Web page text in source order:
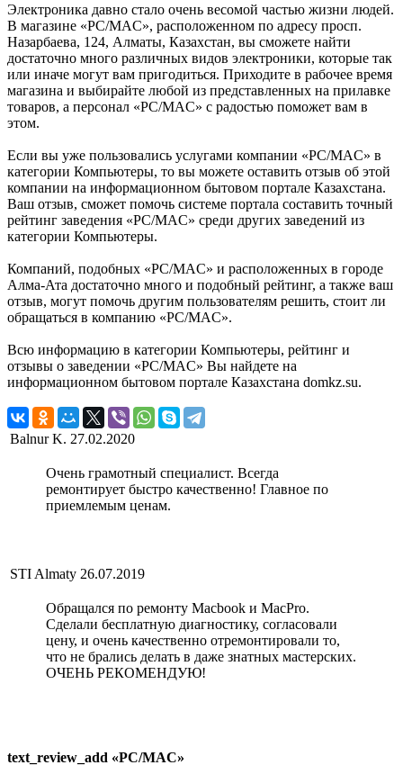
Электроника давно стало очень весомой частью жизни людей.
В магазине «PC/MAC», расположенном по адресу просп.
Назарбаева, 124, Алматы, Казахстан, вы сможете найти
достаточно много различных видов электроники, которые так
или иначе могут вам пригодиться. Приходите в рабочее время
магазина и выбирайте любой из представленных на прилавке
товаров, а персонал «PC/MAC» с радостью поможет вам в
этом.
Если вы уже пользовались услугами компании «PC/MAC» в
категории Компьютеры, то вы можете оставить отзыв об этой
компании на информационном бытовом портале Казахстана.
Ваш отзыв, сможет помочь системе портала составить точный
рейтинг заведения «PC/MAC» среди других заведений из
категории Компьютеры.
Компаний, подобных «PC/MAC» и расположенных в городе
Алма-Ата достаточно много и подобный рейтинг, а также ваш
отзыв, могут помочь другим пользователям решить, стоит ли
обращаться в компанию «PC/MAC».
Всю информацию в категории Компьютеры, рейтинг и
отзывы о заведении «PC/MAC» Вы найдете на
информационном бытовом портале Казахстана domkz.su.
Balnur K. 27.02.2020
Очень грамотный специалист. Всегда
ремонтирует быстро качественно! Главное по
приемлемым ценам.
STI Almaty 26.07.2019
Обращался по ремонту Macbook и MacPro.
Сделали бесплатную диагностику, согласовали
цену, и очень качественно отремонтировали то,
что не брались делать в даже знатных мастерских.
ОЧЕНЬ РЕКОМЕНДУЮ!
text_review_add «PC/MAC»